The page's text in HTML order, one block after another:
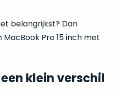
belangrijkst? Dan
Pro 15 inch met
klein verschil